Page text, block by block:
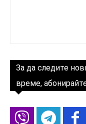
За да следите
време,